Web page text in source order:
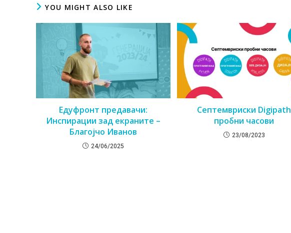
YOU MIGHT ALSO LIKE
Едуфронт предавачи:
Инспирации зад екраните –
Благојчо Иванов
24/06/2025
Септемвриски Digipath
пробни часови
23/08/2023